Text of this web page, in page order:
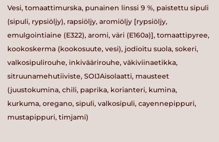
Vesi, tomaattimurska, punainen linssi 9 %, paistettu sipuli
(sipuli, rypsiöljy), rapsiöljy, aromiöljy [rypsiöljy,
emulgointiaine (E322), aromi, väri (E160a)], tomaattipyree,
kookoskerma (kookosuute, vesi), jodioitu suola, sokeri,
valkosipulirouhe, inkiväärirouhe, väkiviinaetikka,
sitruunamehutiiviste, SOIJAisolaatti, mausteet
(juustokumina, chili, paprika, korianteri, kumina,
kurkuma, oregano, sipuli, valkosipuli, cayennepippuri,
mustapippuri, timjami)